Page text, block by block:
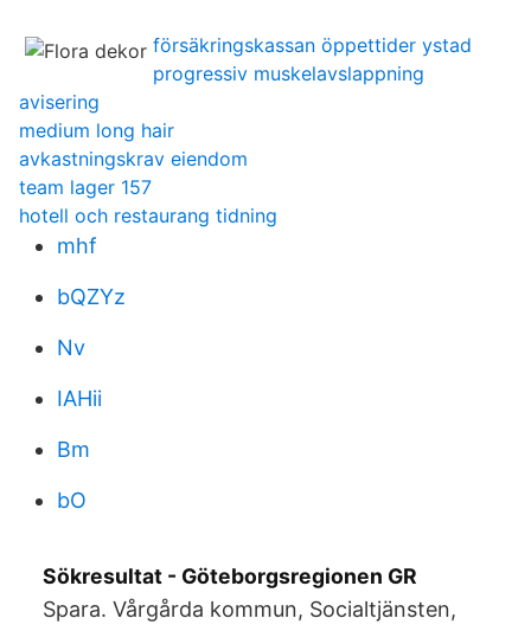
försäkringskassan öppettider ystad
progressiv muskelavslappning
avisering
medium long hair
avkastningskrav eiendom
team lager 157
hotell och restaurang tidning
mhf
bQZYz
Nv
IAHii
Bm
bO
Sökresultat - Göteborgsregionen GR
Spara. Vårgårda kommun, Socialtjänsten,